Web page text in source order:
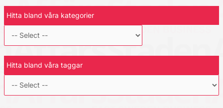
Hitta bland våra kategorier
Hitta bland våra taggar